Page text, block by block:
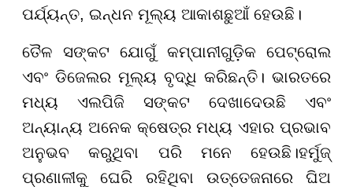
ପର୍ଯ୍ୟନ୍ତ, ଇନ୍ଧନ ମୂଲ୍ୟ ଆକାଶଛୁଆଁ ହେଉଛି।
ତୈଳ ସଙ୍କଟ ଯୋଗୁଁ କମ୍ପାନୀଗୁଡ଼ିକ ପେଟ୍ରୋଲ
ଏବଂ ଡିଜେଲର ମୂଲ୍ୟ ବୃଦ୍ଧି କରିଛନ୍ତି। ଭାରତରେ
ମଧ୍ୟ ଏଲପିଜି ସଙ୍କଟ ଦେଖାଦେଉଛି ଏବଂ
ଅନ୍ୟାନ୍ୟ ଅନେକ କ୍ଷେତ୍ର ମଧ୍ୟ ଏହାର ପ୍ରଭାବ
ଅନୁଭବ କରୁଥିବା ପରି ମନେ ହେଉଛି।ହର୍ମୁଜ୍
ପ୍ରଣାଳୀକୁ ଘେରି ରହିଥିବା ଉତ୍ତେଜନାରେ ଘିଅ